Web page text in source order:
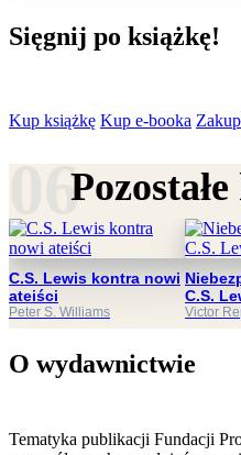
Sięgnij po książkę!
Kup książkę Kup e-booka
C.S. Lewis kontra nowi
ateiści
Peter S. Williams
C.S.
Victor
O wydawnictwie
Tematyka publikacji Fundacji